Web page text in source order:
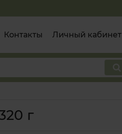
Контакты Личный кабинет
г